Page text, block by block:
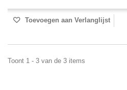
Toevoegen aan Verlanglijst
Toont 1 - 3 van de 3 items